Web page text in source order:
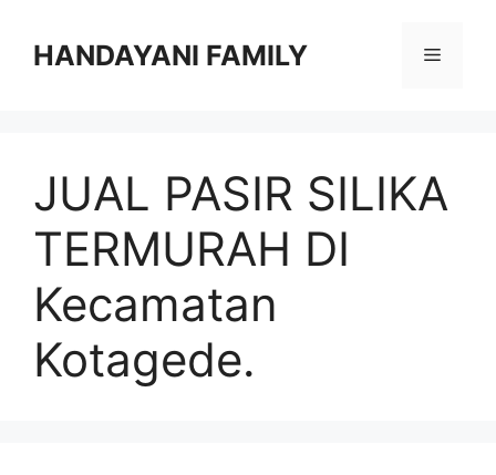
HANDAYANI FAMILY Menu
JUAL PASIR SILIKA
TERMURAH DI
Kecamatan
Kotagede.